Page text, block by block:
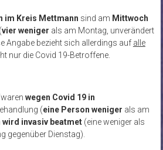
im Kreis Mettmann sind am Mittwoch
vier weniger als am Montag, unverändert
Angabe bezieht sich allerdings auf alle
nur die Covid 19-Betroffene.
wegen Covid 19 in
(eine Person weniger als am
wird invasiv beatmet (eine weniger als
gegenüber Dienstag).